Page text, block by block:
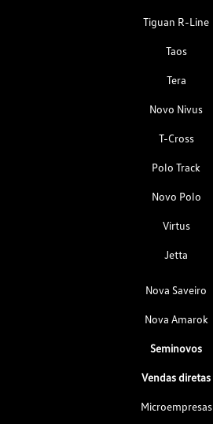
Tiguan R-Line
Taos
Tera
Novo Nivus
T-Cross
Polo Track
Novo Polo
Virtus
Jetta
Nova Saveiro
Nova Amarok
Seminovos
Vendas diretas
Microempresas